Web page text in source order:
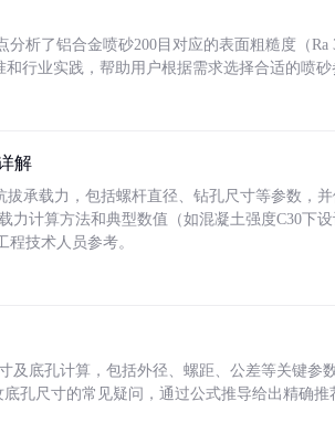
析了铝合金喷砂200目对应的表面粗糙度（Ra
行业实践，帮助用户根据需求选择合适的喷砂
解
承载力，包括螺杆直径、钻孔尺寸等参数，
力计算方法和典型数值（如混凝土强度C30下
技术人员参考。
及底孔计算，包括外径、螺距、公差等关键参
底孔尺寸的常见疑问，通过公式推导给出精确